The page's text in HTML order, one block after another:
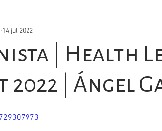
| Health
2022 | Ángel
14 jul 2022